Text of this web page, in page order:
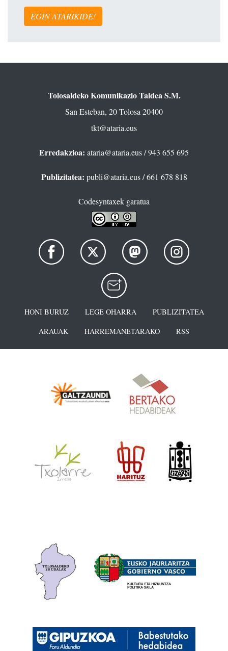
EGIN ATARIKIDE!
Tolosaldeko Komunikazio Taldea S.M.
San Esteban, 20 Tolosa 20400
tkt@ataria.eus
Erredakzioa: ataria@ataria.eus/ 943 655 695
Publizitatea: publi@ataria.eus/ 661 678 818
Codesyntaxek garatua
HONI BURUZ LEGE OHARRA
PUBLIZITATEA
ARAUAK
HARREMANETARAKO RSS